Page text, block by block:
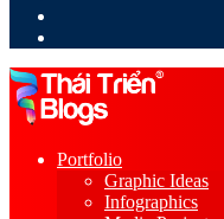
Portfolio
Graphic Ideas
Infographics